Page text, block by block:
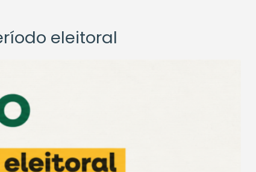
eleitoral